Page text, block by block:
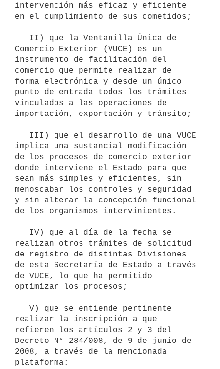
intervención más eficaz y eficiente
en el cumplimiento de sus cometidos;
Comercio Exterior (VUCE) es un
instrumento de facilitación del
comercio que permite realizar de
forma electrónica y desde un único
punto de entrada todos los trámites
vinculados a las operaciones de
importación, exportación y tránsito;
implica una sustancial modificación
de los procesos de comercio exterior
donde interviene el Estado para que
sean más simples y eficientes, sin
menoscabar los controles y seguridad
y sin alterar la concepción funcional
de los organismos intervinientes.
realizan otros trámites de solicitud
de registro de distintas Divisiones
de esta Secretaría de Estado a través
de VUCE, lo que ha permitido
optimizar los procesos;
realizar la inscripción a que
refieren los artículos 2 y 3 del
Decreto N° 284/008, de 9 de junio de
2008, a través de la mencionada
plataforma: